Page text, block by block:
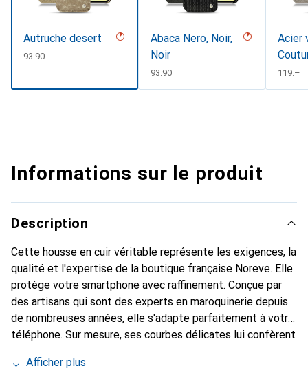
Autruche desert
CHF
93.90
Abaca Nero, Noir,
Noir
CHF
93.90
Acier
CHF
119.–
Informations sur le produit
Description
Cette housse en cuir véritable représente les exigences, la
qualité et l'expertise de la boutique française Noreve. Elle
protège votre smartphone avec raffinement. Conçue par
des artisans qui sont des experts en maroquinerie depuis
de nombreuses années, elle s'adapte parfaitement à votre
téléphone. Sur mesure, ses courbes délicates lui confèrent
et indispensable de votre smartphone. Reconnaître à
Afficher plus